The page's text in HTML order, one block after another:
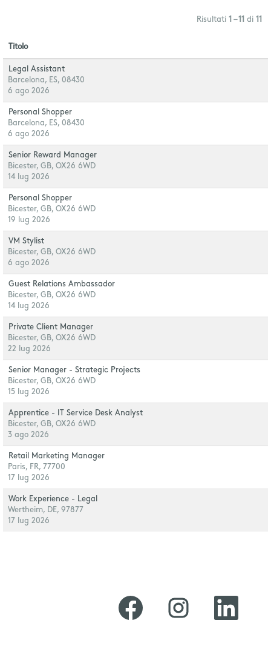
Risultati 1 – 11 di 11
Titolo
Legal Assistant
Barcelona, ES, 08430
6 ago 2026
Personal Shopper
Barcelona, ES, 08430
6 ago 2026
Senior Reward Manager
Bicester, GB, OX26 6WD
14 lug 2026
Personal Shopper
Bicester, GB, OX26 6WD
19 lug 2026
VM Stylist
Bicester, GB, OX26 6WD
6 ago 2026
Guest Relations Ambassador
Bicester, GB, OX26 6WD
14 lug 2026
Private Client Manager
Bicester, GB, OX26 6WD
22 lug 2026
Senior Manager - Strategic Projects
Bicester, GB, OX26 6WD
15 lug 2026
Apprentice - IT Service Desk Analyst
Bicester, GB, OX26 6WD
3 ago 2026
Retail Marketing Manager
Paris, FR, 77700
17 lug 2026
Work Experience - Legal
Wertheim, DE, 97877
17 lug 2026
a
S
p